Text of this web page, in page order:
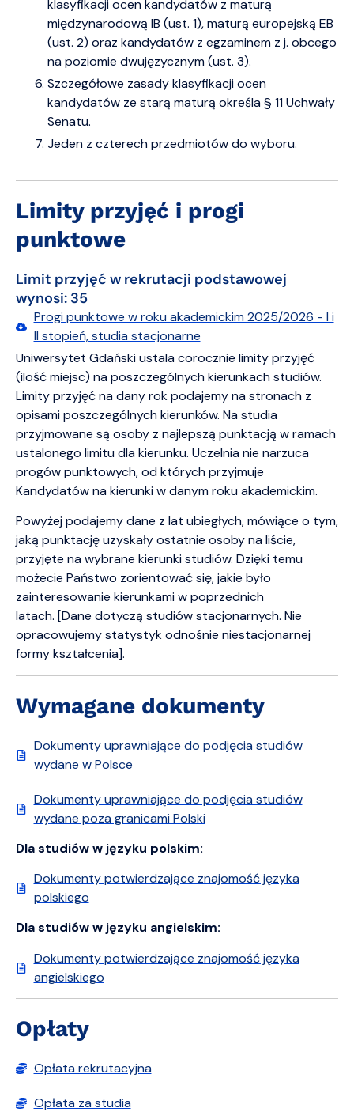
klasyfikacji ocen kandydatów z maturą
międzynarodową IB (ust. 1), maturą europejską EB
(ust. 2) oraz kandydatów z egzaminem z j. obcego
na poziomie dwujęzycznym (ust. 3).
Szczegółowe zasady klasyfikacji ocen
kandydatów ze starą maturą określa § 11 Uchwały
Senatu.
Jeden z czterech przedmiotów do wyboru.
Limity przyjęć i progi
punktowe
Limit przyjęć w rekrutacji podstawowej
wynosi: 35
Progi punktowe w roku akademickim 2025/2026 - I i
II stopień, studia stacjonarne
Uniwersytet Gdański ustala corocznie limity przyjęć
(ilość miejsc) na poszczególnych kierunkach studiów.
Limity przyjęć na dany rok podajemy na stronach z
opisami poszczególnych kierunków. Na studia
przyjmowane są osoby z najlepszą punktacją w ramach
ustalonego limitu dla kierunku. Uczelnia nie narzuca
progów punktowych, od których przyjmuje
Kandydatów na kierunki w danym roku akademickim.
Powyżej podajemy dane z lat ubiegłych, mówiące o tym,
jaką punktację uzyskały ostatnie osoby na liście,
przyjęte na wybrane kierunki studiów. Dzięki temu
możecie Państwo zorientować się, jakie było
zainteresowanie kierunkami w poprzednich
latach. [Dane dotyczą studiów stacjonarnych. Nie
opracowujemy statystyk odnośnie niestacjonarnej
formy kształcenia].
Wymagane dokumenty
Dokumenty uprawniające do podjęcia studiów
wydane w Polsce
Dokumenty uprawniające do podjęcia studiów
wydane poza granicami Polski
Dla studiów w języku polskim:
Dokumenty potwierdzające znajomość języka
polskiego
Dla studiów w języku angielskim:
Dokumenty potwierdzające znajomość języka
angielskiego
Opłaty
Opłata rekrutacyjna
Opłata za studia